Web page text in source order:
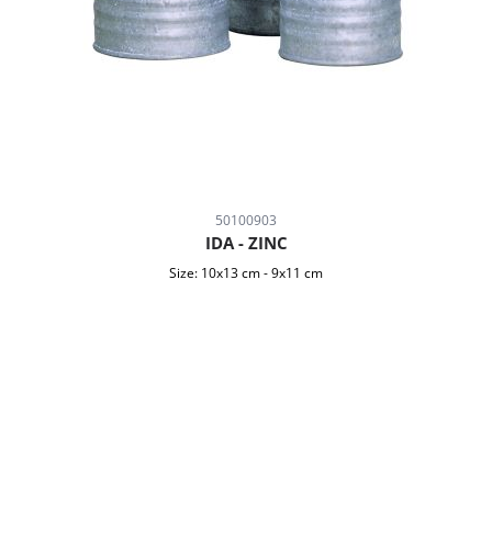
50100903
IDA - ZINC
Size: 10x13 cm-9x11 cm